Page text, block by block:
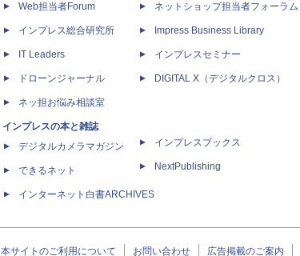
Web担当者Forum
インプレス総合研究所
IT Leaders
ドローンジャーナル
ネッ担お悩み相談室
インプレスの本と雑誌
デジタルカメラマガジン
できるネット
インターネット白書ARCHIVES
ネットショップ担当者フォーラム
Impress Business Library
インプレスセミナー
DIGITAL X（デジタルクロス）
インプレスブックス
NextPublishing
本サイトのご利用について お問い合わせ 広告掲載のご案内